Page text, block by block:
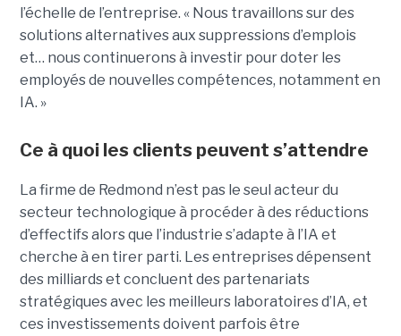
l’échelle de l’entreprise. « Nous travaillons sur des
solutions alternatives aux suppressions d’emplois
et… nous continuerons à investir pour doter les
employés de nouvelles compétences, notamment en
IA. »
Ce à quoi les clients peuvent s’attendre
La firme de Redmond n’est pas le seul acteur du
secteur technologique à procéder à des réductions
d’effectifs alors que l’industrie s’adapte à l’IA et
cherche à en tirer parti. Les entreprises dépensent
des milliards et concluent des partenariats
stratégiques avec les meilleurs laboratoires d’IA, et
ces investissements doivent parfois être